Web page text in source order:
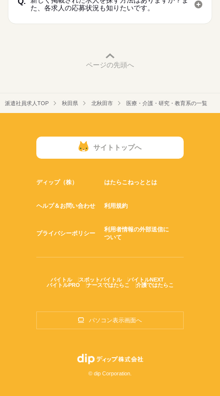
た、各求人の応募状況も知りたいです。
ページの先頭へ
派遣社員求人TOP 秋田県 北秋田市 医療・介護・研究・教育系の一覧
サイトトップへ
ディップ（株） はたらこねっととは
ヘルプ＆お問い合わせ 利用規約
プライバシーポリシー
利用者情報の外部送信に
ついて
バイトル スポットバイトル
バイトルNEXT
バイトルPRO
ナースではたらこ 介護ではたらこ
パソコン表示画面へ
© dip Corporation.